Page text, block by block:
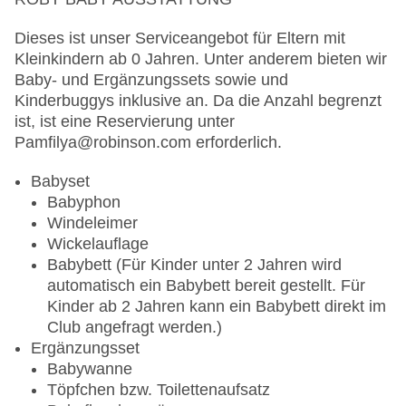
Öffnungszeiten unter Vorbehalt von Änderungen
alle Innenbereiche sind rauchfrei, es stehen
Raucherbereiche zur Verfügung
angemessene Kleidung erwünscht
Alkoholausschank: aufgrund spezifischer
Getränke erst ab 18 Jahren ausgeschenkt
werden
Spezielle Angebote
BalAyur (Bal = Balance, Ayur = Leben): Am
Ayurveda orientierte Gerichte zum Frühstück,
Mittag- und Abendessen
WINE & DINE: Möglichkeit der Tischreservierung
zum Abendessen im Hauptrestaurant in
Verbindung mit einer Flasche Wein (gegen
Dieses ist unser Serviceangebot für Eltern mit
Kleinkindern ab 0 Jahren. Unter anderem bieten wir
Baby- und Ergänzungssets sowie und
Kinderbuggys inklusive an. Da die Anzahl begrenzt
ist, ist eine Reservierung unter
Pamfilya@robinson.com erforderlich.
Babyset
Babyphon
Windeleimer
Wickelauflage
Babybett (Für Kinder unter 2 Jahren wird
automatisch ein Babybett bereit gestellt. Für
Kinder ab 2 Jahren kann ein Babybett direkt im
Club angefragt werden.)
Ergänzungsset
Babywanne
Töpfchen bzw. Toilettenaufsatz